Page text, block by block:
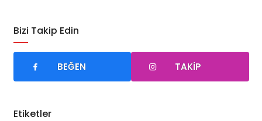
Bizi Takip Edin
BEĞEN TAKIP
Etiketler